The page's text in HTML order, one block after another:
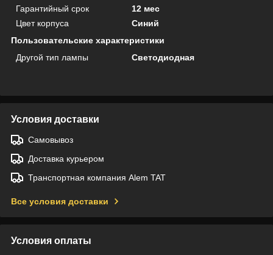
Гарантийный срок
12 мес
Цвет корпуса
Синий
Пользовательские характеристики
Другой тип лампы
Светодиодная
Условия доставки
Самовывоз
Доставка курьером
Транспортная компания Alem TAT
Все условия доставки
Условия оплаты